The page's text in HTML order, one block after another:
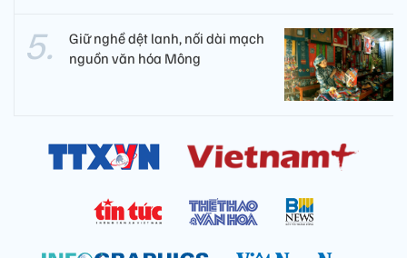
Giữ nghề dệt lanh, nối dài mạch
nguồn văn hóa Mông